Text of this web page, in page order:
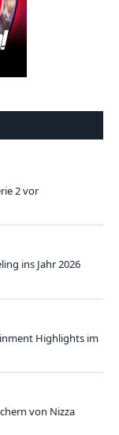
2 vor
ins Jahr 2026
Highlights im
von Nizza